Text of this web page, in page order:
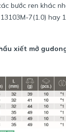
bước ren khác
7(1.0) hay
xiết mở